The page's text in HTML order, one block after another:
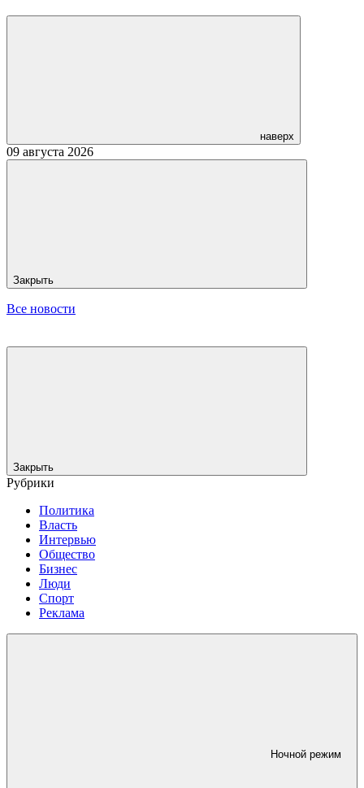
наверх
09 августа 2026
Закрыть
Все новости
Закрыть
Рубрики
Политика
Власть
Интервью
Общество
Бизнес
Люди
Спорт
Реклама
Ночной режим